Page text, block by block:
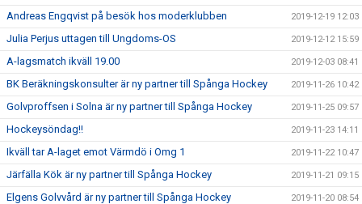
Andreas Engqvist på besök hos moderklubben 2019-12-19 12:03
Julia Perjus uttagen till Ungdoms-OS 2019-12-12 15:59
A-lagsmatch ikväll 19.00 2019-12-03 08:41
BK Beräkningskonsulter är ny partner till Spånga Hockey 2019-11-26 10:42
Golvproffsen i Solna är ny partner till Spånga Hockey 2019-11-25 09:57
Hockeysöndag!! 2019-11-23 14:11
Ikväll tar A-laget emot Värmdö i Omg 1 2019-11-22 10:47
Järfälla Kök är ny partner till Spånga Hockey 2019-11-21 09:15
Elgens Golvvård är ny partner till Spånga Hockey 2019-11-20 08:54